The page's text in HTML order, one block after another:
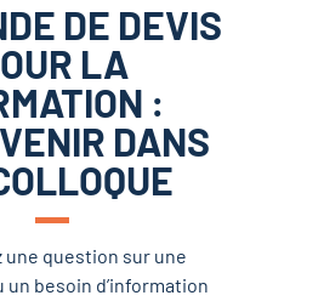
DE DEVIS
LA
:
DANS
une question sur une
besoin d’information